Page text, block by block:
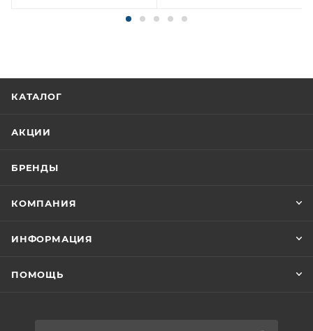
КАТАЛОГ
АКЦИИ
БРЕНДЫ
КОМПАНИЯ
ИНФОРМАЦИЯ
ПОМОЩЬ